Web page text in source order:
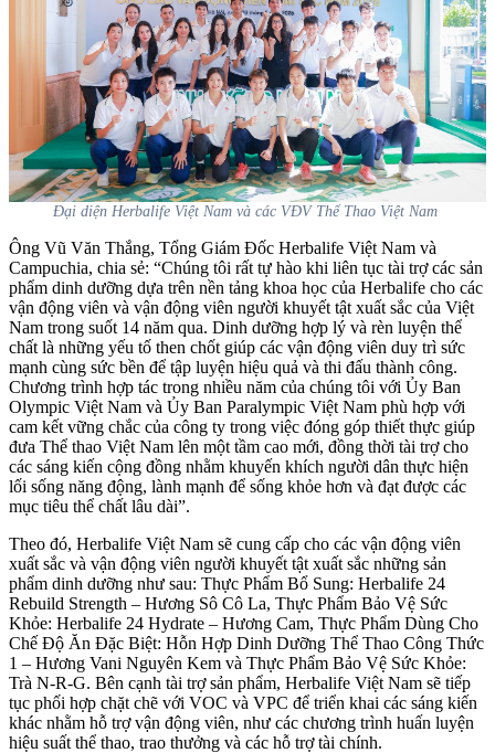
Đại diện Herbalife Việt Nam và các VĐV Thể Thao Việt Nam
Ông Vũ Văn Thắng, Tổng Giám Đốc Herbalife Việt Nam và
Campuchia, chia sẻ: “Chúng tôi rất tự hào khi liên tục tài trợ các sản
phẩm dinh dưỡng dựa trên nền tảng khoa học của Herbalife cho các
vận động viên và vận động viên người khuyết tật xuất sắc của Việt
Nam trong suốt 14 năm qua. Dinh dưỡng hợp lý và rèn luyện thể
chất là những yếu tố then chốt giúp các vận động viên duy trì sức
mạnh cùng sức bền để tập luyện hiệu quả và thi đấu thành công.
Chương trình hợp tác trong nhiều năm của chúng tôi với Ủy Ban
Olympic Việt Nam và Ủy Ban Paralympic Việt Nam phù hợp với
cam kết vững chắc của công ty trong việc đóng góp thiết thực giúp
đưa Thể thao Việt Nam lên một tầm cao mới, đồng thời tài trợ cho
các sáng kiến cộng đồng nhằm khuyến khích người dân thực hiện
lối sống năng động, lành mạnh để sống khỏe hơn và đạt được các
mục tiêu thể chất lâu dài”.
Theo đó, Herbalife Việt Nam sẽ cung cấp cho các vận động viên
xuất sắc và vận động viên người khuyết tật xuất sắc những sản
phẩm dinh dưỡng như sau: Thực Phẩm Bổ Sung: Herbalife 24
Rebuild Strength – Hương Sô Cô La, Thực Phẩm Bảo Vệ Sức
Khỏe: Herbalife 24 Hydrate – Hương Cam, Thực Phẩm Dùng Cho
Chế Độ Ăn Đặc Biệt: Hỗn Hợp Dinh Dưỡng Thể Thao Công Thức
1 – Hương Vani Nguyên Kem và Thực Phẩm Bảo Vệ Sức Khỏe:
Trà N-R-G. Bên cạnh tài trợ sản phẩm, Herbalife Việt Nam sẽ tiếp
tục phối hợp chặt chẽ với VOC và VPC để triển khai các sáng kiến
khác nhằm hỗ trợ vận động viên, như các chương trình huấn luyện
hiệu suất thể thao, trao thưởng và các hỗ trợ tài chính.